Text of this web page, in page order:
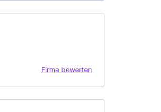
Firma bewerten